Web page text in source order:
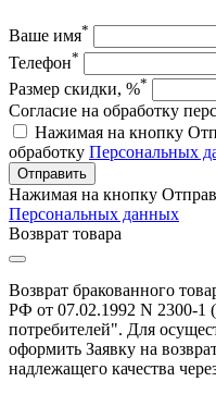
Ваше имя*
Телефон*
Размер скидки, %*
Согласие на обработку
Нажимая на кнопку
обработку Персональных
Отправить
Нажимая на кнопку
Персональных данных
Возврат товара
Возврат бракованного
РФ от 07.02.1992 N 2300-1
потребителей". Для
оформить Заявку на
надлежащего качества